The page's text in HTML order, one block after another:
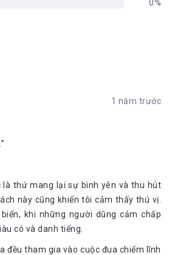
0%
1 năm trước
thứ mang lại sự bình yên và thu hút
này cũng khiến tôi cảm thấy thú vị.
khi những người dũng cảm chấp
có và danh tiếng.
đều tham gia vào cuộc đua chiếm lĩnh